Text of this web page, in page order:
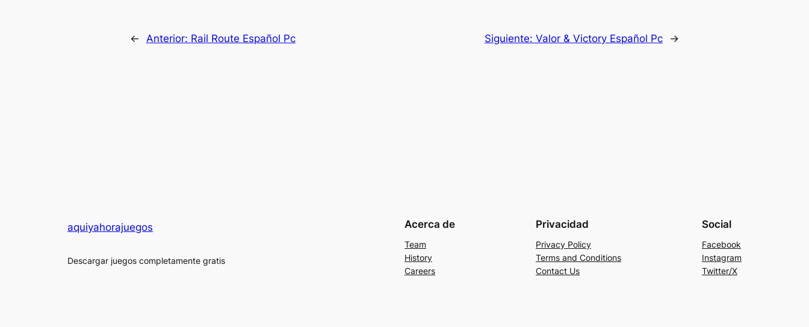
← Anterior: Rail Route Español Pc Siguiente: Valor & Victory Español Pc →
aquiyahorajuegos
Descargar juegos completamente gratis
Acerca de
Team
History
Careers
Privacidad
Privacy Policy
Terms and Conditions
Contact Us
Social
Facebook
Instagram
Twitter/X